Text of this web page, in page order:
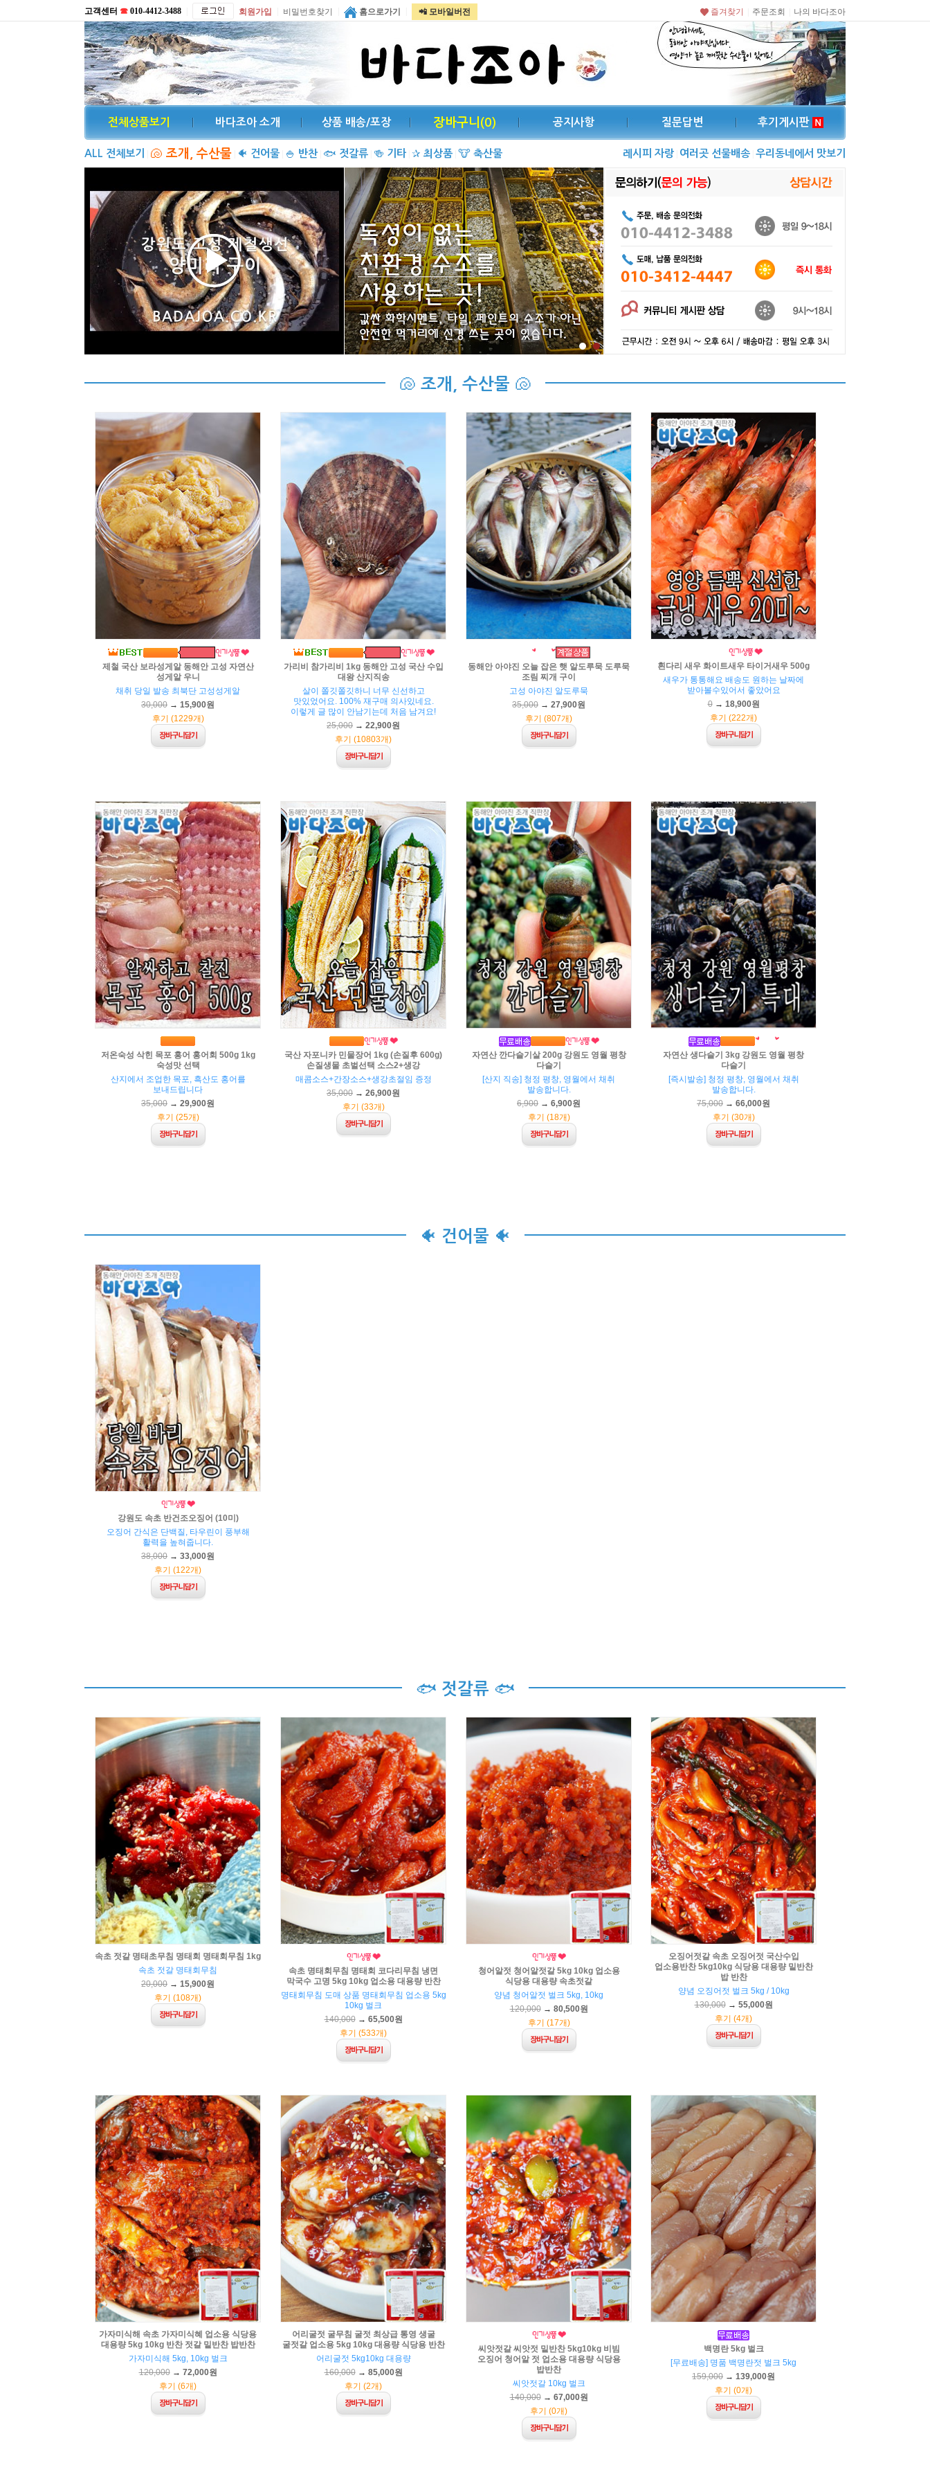
고객센터 ☎ 010-4412-3488 회원가입 비밀번호찾기 홈으로가기 📲 모바일버전 즐겨찾기 주문조회 나의 바다조아
전체상품보기 바다조아 소개 상품 배송/포장 장바구니(0) 공지사항 질문답변 후기게시판
ALL 전체보기 🐚 조개, 수산물 🐠 건어물 🍚 반찬 🐟 젓갈류 🍻 기타 ✰ 최상품 🐮 축산물 우리동네에서 맛보기
여러곳 선물배송
레시피 자랑
🐚 조개, 수산물 🐚
제철 국산 보라성게알 동해안 고성 자연산
성게알 우니
채취 당일 발송 최북단 고성성게알
30,000 → 15,900원
후기 (1229개)
가리비 참가리비 1kg 동해안 고성 국산 수입
대왕 산지직송
살이 쫄깃쫄깃하니 너무 신선하고
맛있었어요. 100% 재구매 의사있네요.
이렇게 글 많이 안남기는데 처음 남겨요!
25,000 → 22,900원
후기 (10803개)
동해안 아야진 오늘 잡은 햇 알도루묵 도루묵
조림 찌개 구이
고성 아야진 알도루묵
35,000 → 27,900원
후기 (807개)
흰다리 새우 화이트새우 타이거새우 500g
새우가 통통해요 배송도 원하는 날짜에
받아볼수있어서 좋았어요
0→ 18,900원
후기 (222개)
저온숙성 삭힌 목포 홍어 홍어회 500g 1kg
숙성맛 선택
산지에서 조업한 목포, 흑산도 홍어를
보내드립니다
35,000 → 29,900원
후기 (25개)
국산 자포니카 민물장어 1kg (손질후 600g)
손질생물 초벌선택 소스2+생강
매콤소스+간장소스+생강초절임 증정
35,000 → 26,900원
후기 (33개)
자연산 깐다슬기살 200g 강원도 영월 평창
다슬기
[산지 직송] 청정 평창, 영월에서 채취
발송합니다.
6,900 → 6,900원
후기 (18개)
자연산 생다슬기 3kg 강원도 영월 평창
다슬기
[즉시발송] 청정 평창, 영월에서 채취
발송합니다.
75,000 → 66,000원
후기 (30개)
🐠 건어물 🐠
강원도 속초 반건조오징어 (10미)
오징어 간식은 단백질, 타우린이 풍부해
활력을 높혀줍니다.
38,000 → 33,000원
후기 (122개)
🐟 젓갈류 🐟
속초 젓갈 명태초무침 명태회 명태회무침 1kg
속초 젓갈 명태회무침
20,000 → 15,900원
후기 (108개)
속초 명태회무침 명태회 코다리무침 냉면
막국수 고명 5kg 10kg 업소용 대용량 반찬
명태회무침 도매 상품 명태회무침 업소용 5kg
10kg 벌크
140,000→ 65,500원
후기 (533개)
청어알젓 청어알젓갈 5kg 10kg 업소용
식당용 대용량 속초젓갈
양념 청어알젓 벌크 5kg, 10kg
120,000→ 80,500원
후기 (17개)
오징어젓갈 속초 오징어젓 국산수입
업소용반찬 5kg10kg 식당용 대용량 밑반찬
밥 반찬
양념 오징어젓 벌크 5kg / 10kg
130,000→ 55,000원
후기 (4개)
가자미식해 속초 가자미식혜 업소용 식당용
대용량 5kg 10kg 반찬 젓갈 밑반찬 밥반찬
가자미식해 5kg, 10kg 벌크
120,000→ 72,000원
후기 (6개)
어리굴젓 굴무침 굴젓 최상급 통영 생굴
굴젓갈 업소용 5kg 10kg 대용량 식당용 반찬
어리굴젓 5kg10kg 대용량
160,000→ 85,000원
후기 (2개)
씨앗젓갈 씨앗젓 밑반찬 5kg10kg 비빔
오징어 청어알 젓 업소용 대용량 식당용
밥반찬
씨앗젓갈 10kg 벌크
140,000→ 67,000원
후기 (0개)
백명란 5kg 벌크
[무료배송] 명품 백명란젓 벌크 5kg
159,000 → 139,000원
후기 (0개)